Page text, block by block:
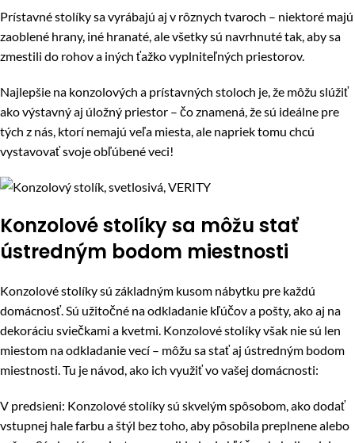
Prístavné stolíky sa vyrábajú aj v rôznych tvaroch – niektoré majú
zaoblené hrany, iné hranaté, ale všetky sú navrhnuté tak, aby sa
zmestili do rohov a iných ťažko vyplniteľných priestorov.
Najlepšie na konzolových a prístavných stoloch je, že môžu slúžiť
ako výstavný aj úložný priestor – čo znamená, že sú ideálne pre
tých z nás, ktorí nemajú veľa miesta, ale napriek tomu chcú
vystavovať svoje obľúbené veci!
Konzolové stolíky sa môžu stať
ústredným bodom miestnosti
Konzolové stolíky sú základným kusom nábytku pre každú
domácnosť. Sú užitočné na odkladanie kľúčov a pošty, ako aj na
dekoráciu sviečkami a kvetmi. Konzolové stolíky však nie sú len
miestom na odkladanie vecí – môžu sa stať aj ústredným bodom
miestnosti. Tu je návod, ako ich využiť vo vašej domácnosti:
V predsieni: Konzolové stolíky sú skvelým spôsobom, ako dodať
vstupnej hale farbu a štýl bez toho, aby pôsobila preplnene alebo